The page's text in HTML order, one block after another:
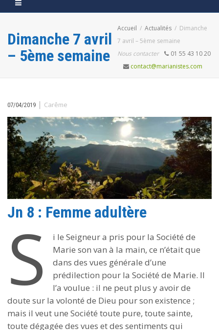
Dimanche 7 avril
– 5ème semaine
Accueil Actualités
Dimanche
7 avril – 5ème semaine
Nous contacter
01 55 43 10 20
contact@marianistes.com
07/04/2019 | Carême
Jn 8 : Femme adultère
S
i le Seigneur a pris pour la Société de
Marie son van à la main, ce n’était que
dans des vues générale d’une
prédilection pour la Société de Marie. Il
l’a voulue : il ne peut plus y avoir de
doute sur la volonté de Dieu pour son existence ;
mais il veut une Société toute pure, toute sainte,
toute dégagée des vues et des sentiments qui